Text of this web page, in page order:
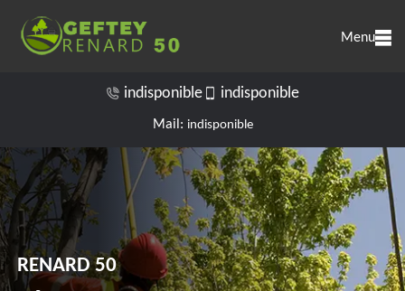
Menu
indisponible indisponible
Mail: indisponible
RENARD 50